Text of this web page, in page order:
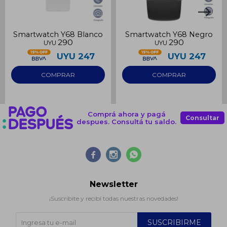
Smartwatch Y68 Blanco
UYU 290
UYU 247
Smartwatch Y68 Negro
UYU 290
UYU 247
Comprá ahora y pagá
despues. Consultá tu saldo.
Consultar
  
Newsletter
¡Suscribite y recibí todas nuestras novedades!
SUSCRIBIRME